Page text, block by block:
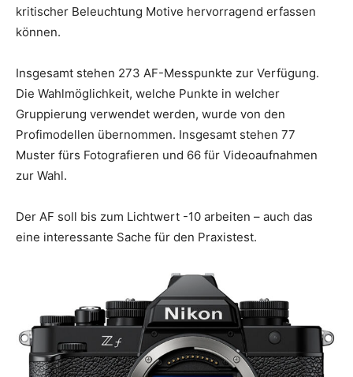
kritischer Beleuchtung Motive hervorragend erfassen
können.
Insgesamt stehen 273 AF-Messpunkte zur Verfügung.
Die Wahlmöglichkeit, welche Punkte in welcher
Gruppierung verwendet werden, wurde von den
Profimodellen übernommen. Insgesamt stehen 77
Muster fürs Fotografieren und 66 für Videoaufnahmen
zur Wahl.
Der AF soll bis zum Lichtwert -10 arbeiten – auch das
eine interessante Sache für den Praxistest.